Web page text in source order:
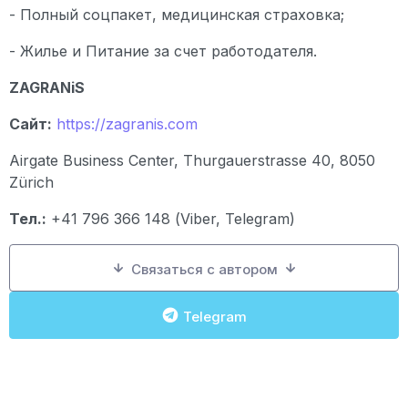
- Полный соцпакет, медицинская страховка;
- Жилье и Питание за счет работодателя.
ZAGRANiS
Сайт: https://zagranis.com
Airgate Business Center, Thurgauerstrasse 40, 8050
Zürich
Тел.: +41 796 366 148 (Viber, Telegram)
Связаться с автором
Telegram